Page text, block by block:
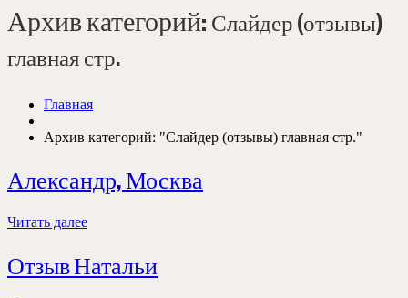
Архив категорий: Слайдер (отзывы)
главная стр.
Главная
Архив категорий: "Слайдер (отзывы) главная стр."
Александр, Москва
Читать далее
Отзыв Натальи